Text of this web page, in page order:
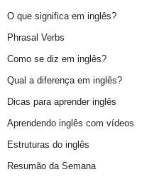
O que significa em inglês?
Phrasal Verbs
Como se diz em inglês?
Qual a diferença em inglês?
Dicas para aprender inglês
Aprendendo inglês com vídeos
Estruturas do inglês
Resumão da Semana